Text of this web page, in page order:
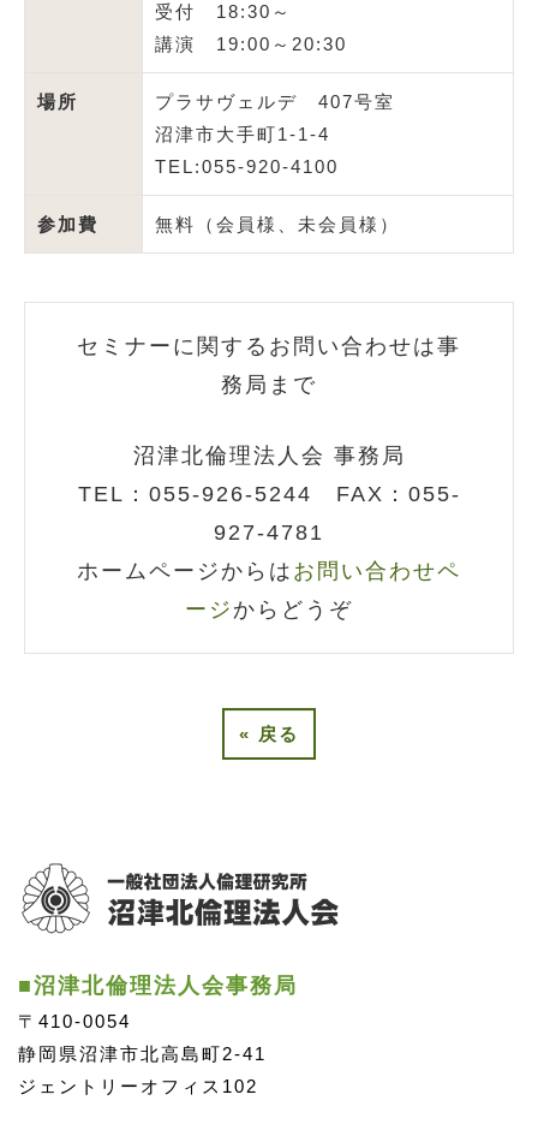
受付 18:30～
講演 19:00～20:30
場所
プラサヴェルデ 407号室
沼津市大手町1-1-4
TEL:055-920-4100
参加費 無料（会員様、未会員様）
セミナーに関するお問い合わせは事
務局まで
沼津北倫理法人会 事務局
TEL：055-926-5244 FAX：055-
92 7-4781
ホームページからは お問い合わせペ
ージ からどうぞ
« 戻る
■沼津北倫理法人会事務局
〒410-0054
静岡県沼津市北高島町2-41
ジェントリーオフィス102